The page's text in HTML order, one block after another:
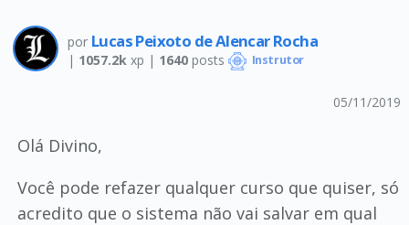
por Lucas Peixoto de Alencar Rocha
| 1057.2k xp | 1640posts Instrutor
05/11/2019
Olá Divino,
Você pode refazer qualquer curso que quiser, só
acredito que o sistema não vai salvar em qual